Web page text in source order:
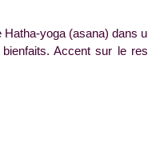
yoga (asana) dans
Accent sur le